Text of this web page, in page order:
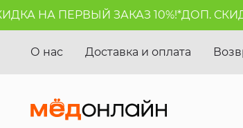
НА ПЕРВЫЙ ЗАКАЗ 10%!*ДОП. СКИДКА
О нас Доставка и оплата